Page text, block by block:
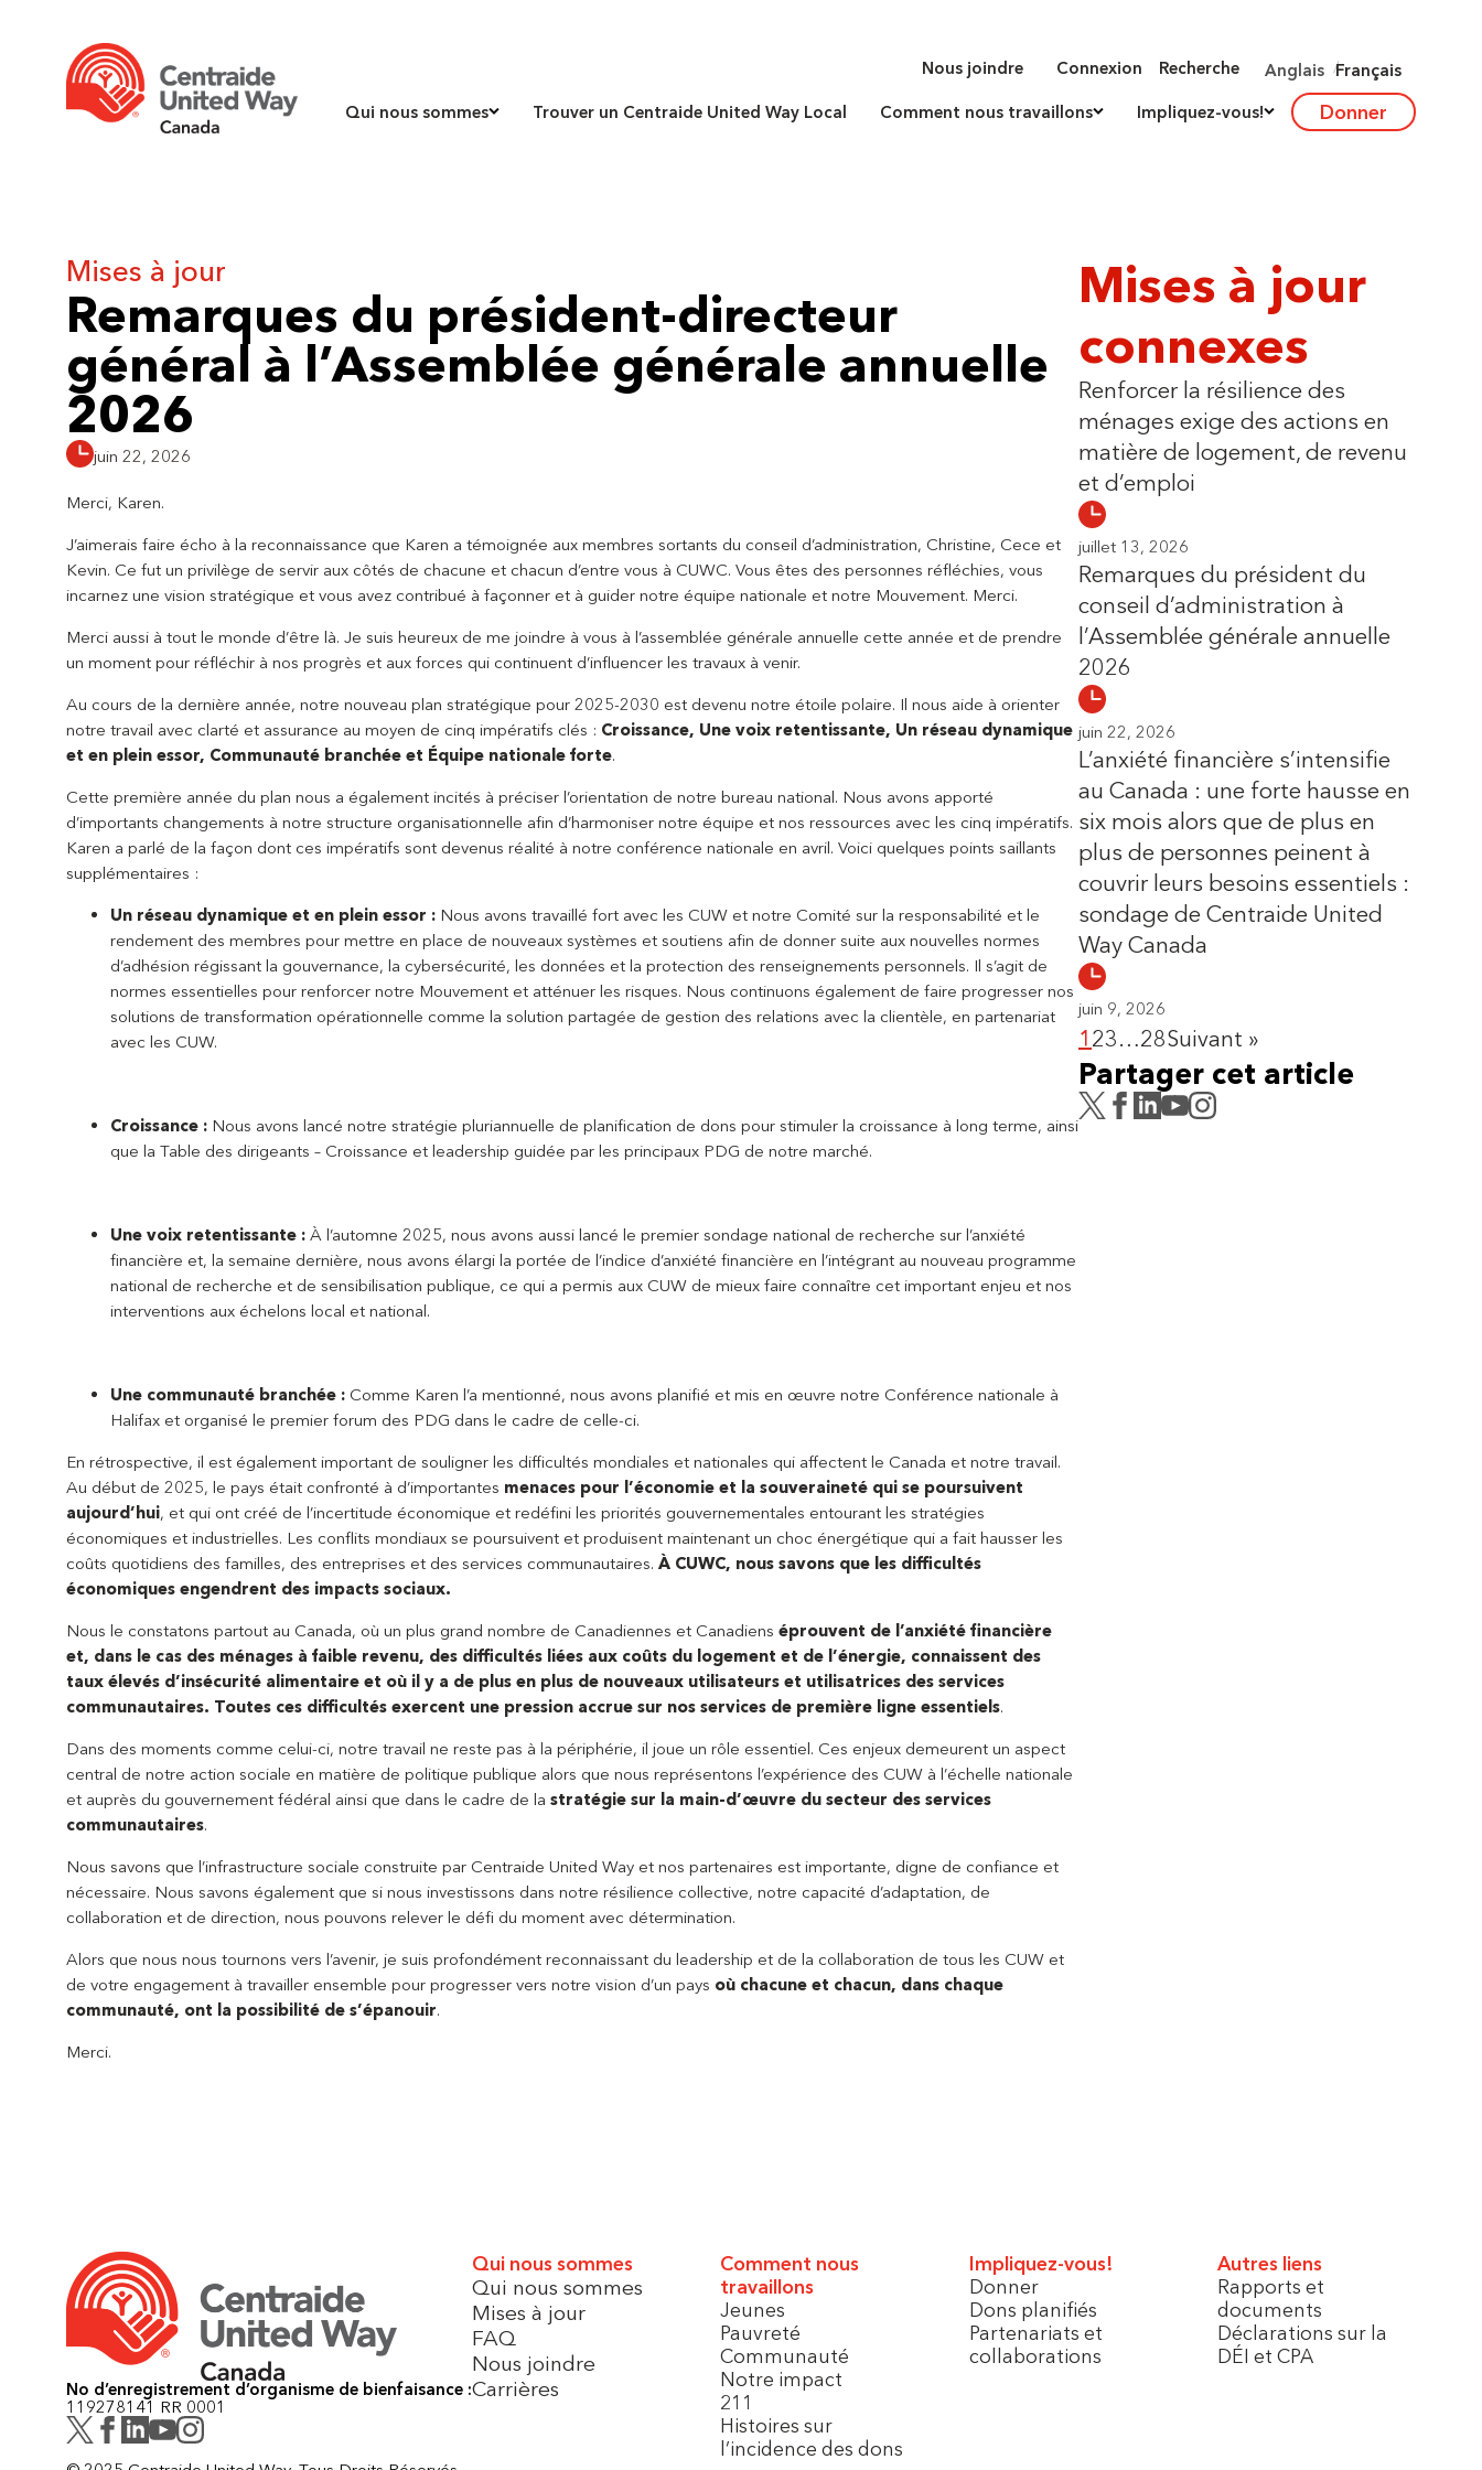
Nous joindre Connexion Recherche Anglais Français
Qui nous sommes Trouver un Centraide United Way Local Comment nous travaillons Impliquez-vous! Donner
Mises à jour
Remarques du président-directeur
général à l’Assemblée générale annuelle
2026
juin 22, 2026
Merci, Karen.
J’aimerais faire écho à la reconnaissance que Karen a témoignée aux membres sortants du conseil d’administration, Christine, Cece et
Kevin. Ce fut un privilège de servir aux côtés de chacune et chacun d’entre vous à CUWC. Vous êtes des personnes réfléchies, vous
incarnez une vision stratégique et vous avez contribué à façonner et à guider notre équipe nationale et notre Mouvement. Merci.
Merci aussi à tout le monde d’être là. Je suis heureux de me joindre à vous à l’assemblée générale annuelle cette année et de prendre
un moment pour réfléchir à nos progrès et aux forces qui continuent d’influencer les travaux à venir.
Au cours de la dernière année, notre nouveau plan stratégique pour 2025-2030 est devenu notre étoile polaire. Il nous aide à orienter
notre travail avec clarté et assurance au moyen de cinq impératifs clés : Croissance, Une voix retentissante, Un réseau dynamique
et en plein essor, Communauté branchée et Équipe nationale forte.
Cette première année du plan nous a également incités à préciser l’orientation de notre bureau national. Nous avons apporté
d’importants changements à notre structure organisationnelle afin d’harmoniser notre équipe et nos ressources avec les cinq impératifs.
Karen a parlé de la façon dont ces impératifs sont devenus réalité à notre conférence nationale en avril. Voici quelques points saillants
supplémentaires :
Un réseau dynamique et en plein essor : Nous avons travaillé fort avec les CUW et notre Comité sur la responsabilité et le
rendement des membres pour mettre en place de nouveaux systèmes et soutiens afin de donner suite aux nouvelles normes
d’adhésion régissant la gouvernance, la cybersécurité, les données et la protection des renseignements personnels. Il s’agit de
normes essentielles pour renforcer notre Mouvement et atténuer les risques. Nous continuons également de faire progresser nos
solutions de transformation opérationnelle comme la solution partagée de gestion des relations avec la clientèle, en partenariat
avec les CUW.
Croissance : Nous avons lancé notre stratégie pluriannuelle de planification de dons pour stimuler la croissance à long terme, ainsi
que la Table des dirigeants – Croissance et leadership guidée par les principaux PDG de notre marché.
Une voix retentissante : À l’automne 2025, nous avons aussi lancé le premier sondage national de recherche sur l’anxiété
financière et, la semaine dernière, nous avons élargi la portée de l’indice d’anxiété financière en l’intégrant au nouveau programme
national de recherche et de sensibilisation publique, ce qui a permis aux CUW de mieux faire connaître cet important enjeu et nos
interventions aux échelons local et national.
Une communauté branchée : Comme Karen l’a mentionné, nous avons planifié et mis en œuvre notre Conférence nationale à
Halifax et organisé le premier forum des PDG dans le cadre de celle-ci.
En rétrospective, il est également important de souligner les difficultés mondiales et nationales qui affectent le Canada et notre travail.
Au début de 2025, le pays était confronté à d’importantes menaces pour l’économie et la souveraineté qui se poursuivent
aujourd’hui, et qui ont créé de l’incertitude économique et redéfini les priorités gouvernementales entourant les stratégies
économiques et industrielles. Les conflits mondiaux se poursuivent et produisent maintenant un choc énergétique qui a fait hausser les
coûts quotidiens des familles, des entreprises et des services communautaires. À CUWC, nous savons que les difficultés
économiques engendrent des impacts sociaux.
Nous le constatons partout au Canada, où un plus grand nombre de Canadiennes et Canadiens éprouvent de l’anxiété financière
et, dans le cas des ménages à faible revenu, des difficultés liées aux coûts du logement et de l’énergie, connaissent des
taux élevés d’insécurité alimentaire et où il y a de plus en plus de nouveaux utilisateurs et utilisatrices des services
communautaires. Toutes ces difficultés exercent une pression accrue sur nos services de première ligne essentiels.
Dans des moments comme celui-ci, notre travail ne reste pas à la périphérie, il joue un rôle essentiel. Ces enjeux demeurent un aspect
central de notre action sociale en matière de politique publique alors que nous représentons l’expérience des CUW à l’échelle nationale
et auprès du gouvernement fédéral ainsi que dans le cadre de la stratégie sur la main-d’œuvre du secteur des services
communautaires.
Nous savons que l’infrastructure sociale construite par Centraide United Way et nos partenaires est importante, digne de confiance et
nécessaire. Nous savons également que si nous investissons dans notre résilience collective, notre capacité d’adaptation, de
collaboration et de direction, nous pouvons relever le défi du moment avec détermination.
Alors que nous nous tournons vers l’avenir, je suis profondément reconnaissant du leadership et de la collaboration de tous les CUW et
de votre engagement à travailler ensemble pour progresser vers notre vision d’un pays où chacune et chacun, dans chaque
communauté, ont la possibilité de s’épanouir.
Merci.
Mises à jour
connexes
Renforcer la résilience des
ménages exige des actions en
matière de logement, de revenu
et d’emploi
juillet 13, 2026
Remarques du président du
conseil d’administration à
l’Assemblée générale annuelle
2026
juin 22, 2026
L’anxiété financière s’intensifie
au Canada : une forte hausse en
six mois alors que de plus en
plus de personnes peinent à
couvrir leurs besoins essentiels :
sondage de Centraide United
Way Canada
juin 9, 2026
1 23…28Suivant »
Partager cet article
No d’enregistrement d’organisme de bienfaisance :
119278141 RR 0001
Qui nous sommes
Qui nous sommes
Mises à jour
FAQ
Nous joindre
Carrières
Comment nous
travaillons
Jeunes
Pauvreté
Communauté
Notre impact
211
Histoires sur
l’incidence des dons
Impliquez-vous!
Donner
Dons planifiés
Partenariats et
collaborations
Autres liens
Rapports et
documents
Déclarations sur la
DÉI et CPA